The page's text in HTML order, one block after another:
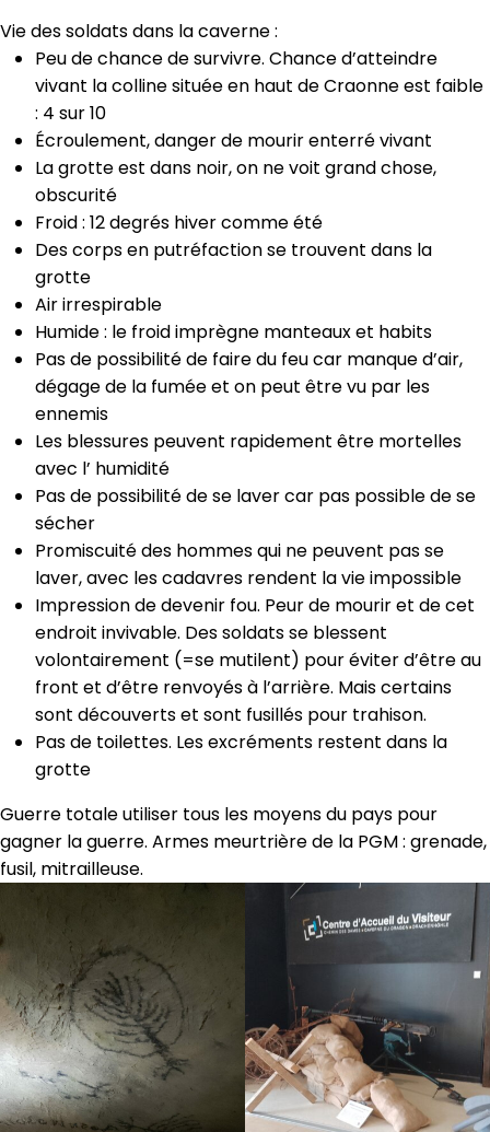
Vie des soldats dans la caverne :
Peu de chance de survivre. Chance d’atteindre
vivant la colline située en haut de Craonne est faible
: 4 sur 10
Écroulement, danger de mourir enterré vivant
La grotte est dans noir, on ne voit grand chose,
obscurité
Froid : 12 degrés hiver comme été
Des corps en putréfaction se trouvent dans la
grotte
Air irrespirable
Humide : le froid imprègne manteaux et habits
Pas de possibilité de faire du feu car manque d’air,
dégage de la fumée et on peut être vu par les
ennemis
Les blessures peuvent rapidement être mortelles
avec l’ humidité
Pas de possibilité de se laver car pas possible de se
sécher
Promiscuité des hommes qui ne peuvent pas se
laver, avec les cadavres rendent la vie impossible
Impression de devenir fou. Peur de mourir et de cet
endroit invivable. Des soldats se blessent
volontairement (=se mutilent) pour éviter d’être au
front et d’être renvoyés à l’arrière. Mais certains
sont découverts et sont fusillés pour trahison.
Pas de toilettes. Les excréments restent dans la
grotte
Guerre totale utiliser tous les moyens du pays pour
gagner la guerre. Armes meurtrière de la PGM : grenade,
fusil, mitrailleuse.